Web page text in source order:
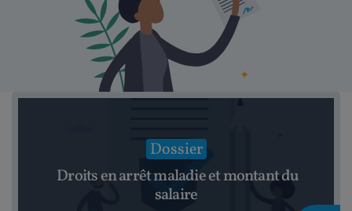
Dossier
Droits en arrêt maladie et montant du
salaire